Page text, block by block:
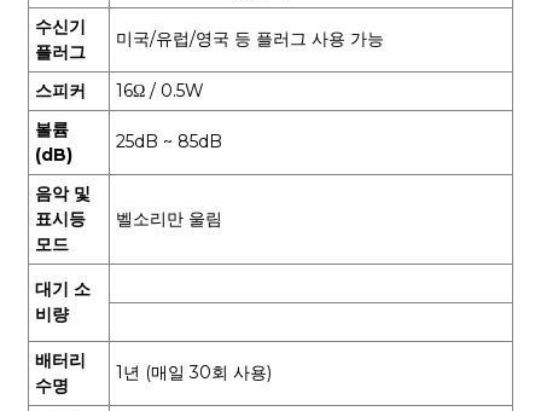
수신기
플러그
미국/유럽/영국 등 플러그 사용 가능
스피커
16Ω / 0.5W
볼륨
(dB)
25dB ~ 85dB
음악 및
표시등
모드
벨소리만 울림
대기 소
비량
배터리
수명
1년 (매일 30회 사용)